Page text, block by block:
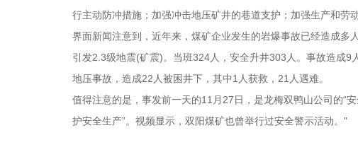
行主动防冲措施；加强冲击地压矿井的巷道支护；加强生产和劳
界面新闻注意到，近年来，煤矿企业发生的岩爆事故已经造成多
引发2.3级地震(矿震)。当班324人，安全升井303人。事故造成
地压事故，造成22人被困井下，其中1人获救，21人遇难。
值得注意的是，事发前一天的11月27日，是龙梅双鸭山公司的“
护安全生产”。视频显示，双阳煤矿也曾举行过安全警示活动。"